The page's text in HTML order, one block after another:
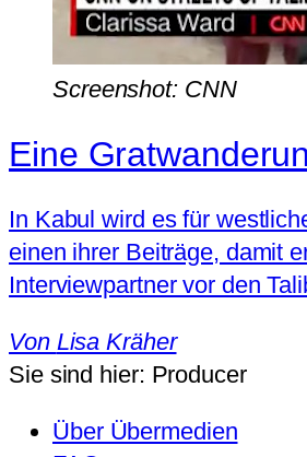
Screenshot: CNN
Eine
In Kabul wird es für
einen ihrer Beiträge, damit
Interviewpartner vor den
Von Lisa Kräher
Sie sind hier: Producer
Über Übermedien